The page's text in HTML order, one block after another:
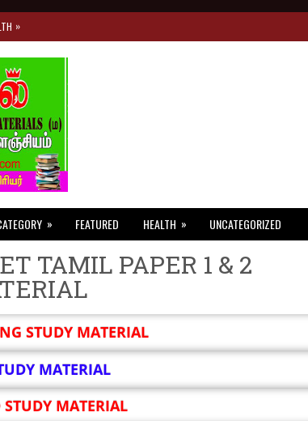
»
» FEATURED HEALTH » UNCATEGORIZED
TAMIL PAPER 1 & 2
STUDY MATERIAL
MATERIAL
MATERIAL